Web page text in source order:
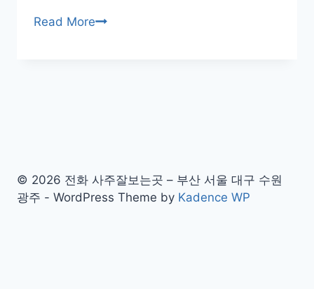
내
Read More재
천
후
© 2026 전화 사주잘보는곳 – 부산 서울 대구 수원
광주 - WordPress Theme by Kadence WP